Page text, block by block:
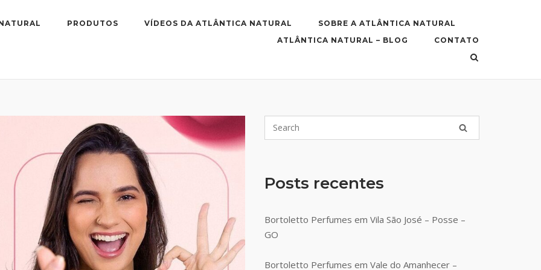
PRODUTOS VÍDEOS DA ATLÂNTICA NATURAL
SOBRE A ATLÂNTICA NATURAL
ATLÂNTICA NATURAL – BLOG
CONTATO
Posts recentes
Bortoletto Perfumes em Vila São José – Posse –
GO
Bortoletto Perfumes em Vale do Amanhecer –